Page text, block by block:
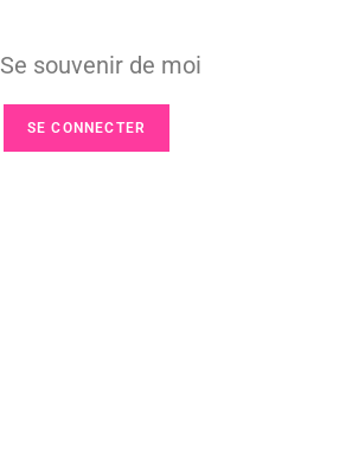
Se souvenir de moi